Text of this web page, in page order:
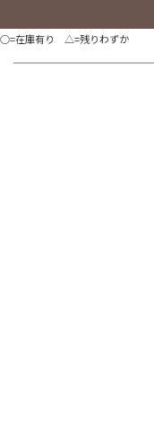
○=在庫有り △=残りわずか